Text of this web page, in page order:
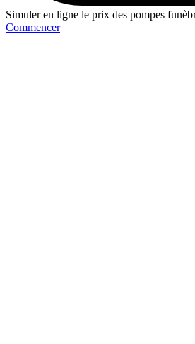
Simuler en ligne le prix des pompes
Commencer